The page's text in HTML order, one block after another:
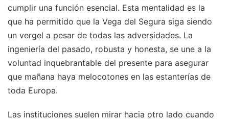
cumplir una función esencial. Esta mentalidad es la
que ha permitido que la Vega del Segura siga siendo
un vergel a pesar de todas las adversidades. La
ingeniería del pasado, robusta y honesta, se une a la
voluntad inquebrantable del presente para asegurar
que mañana haya melocotones en las estanterías de
toda Europa.
Las instituciones suelen mirar hacia otro lado cuando